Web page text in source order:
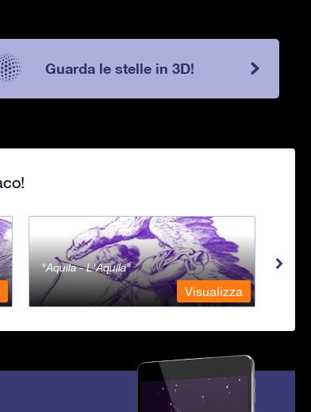
Guarda le stelle in 3D!
Aquila - L'Aquila
Visualizza